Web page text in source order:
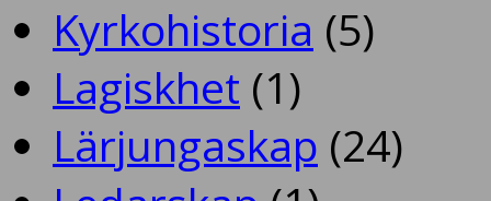
Kyrkohistoria (5)
Lagiskhet (1)
Lärjungaskap (24)